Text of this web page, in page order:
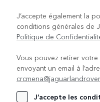
J’accepte également la
conditions générales de
Politique de
Vous pouvez retirer
envoyant un email à
J’accepte les